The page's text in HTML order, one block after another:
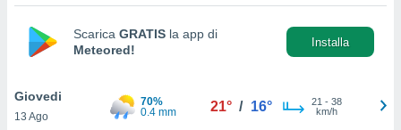
la
nella
Scarica GRATIS la app di
Meteored!
Installa
Giovedi
13 Ago
70%
0.4 mm
21° / 16° 21 - 38
km/h